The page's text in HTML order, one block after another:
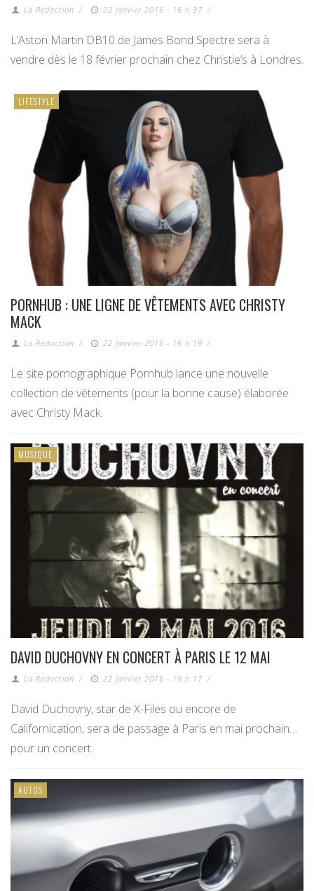
La Redaction / 22 janvier 2016 - 16 h 37 /
L’Aston Martin DB10 de James Bond Spectre sera à
vendre dès le 18 février prochain chez Christie’s à Londres.
LIFESTYLE
PORNHUB : UNE LIGNE DE VÊTEMENTS AVEC CHRISTY
MACK
La Redaction / 22 janvier 2016 - 16 h 19 /
Le site pornographique Pornhub lance une nouvelle
collection de vêtements (pour la bonne cause) élaborée
avec Christy Mack.
MUSIQUE
DAVID DUCHOVNY EN CONCERT À PARIS LE 12 MAI
La Redaction / 22 janvier 2016 - 15 h 17 /
David Duchovny, star de X-Files ou encore de
Californication, sera de passage à Paris en mai prochain…
pour un concert.
AUTOS